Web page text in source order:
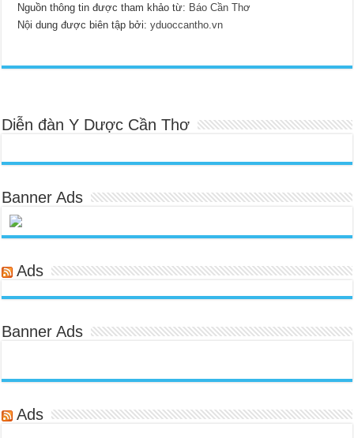
Nguồn thông tin được tham khảo từ: Báo Cần Thơ
Nội dung được biên tập bởi:yduoccantho.vn
Diễn đàn Y Dược Cần Thơ
Banner Ads
Ads
Banner Ads
Ads